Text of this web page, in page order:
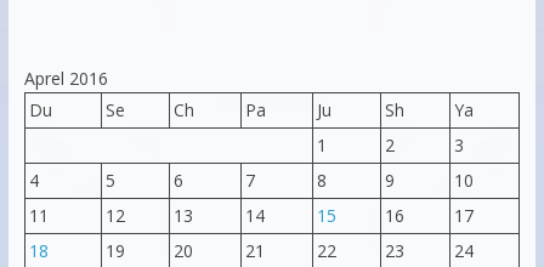
Aprel 2016
Du
Se Ch Pa Ju Sh
Ya
1
2
3
4
5 6 7 8 9
10
11
12 13 14 15 16
17
18
19 20 21 22 23
24